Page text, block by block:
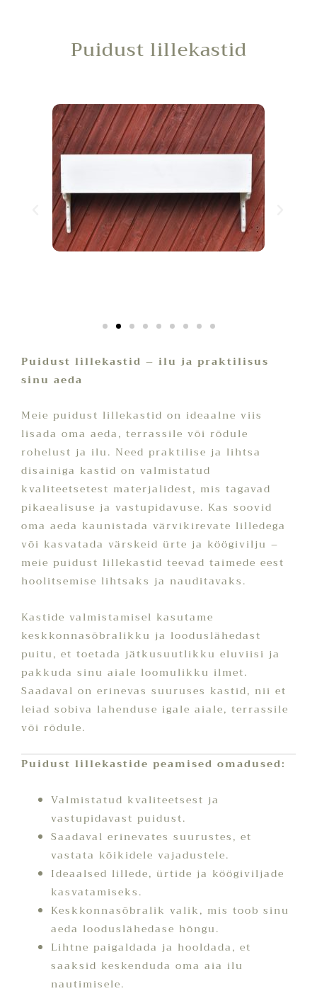
Puidust lillekastid
Puidust lillekastid – ilu ja praktilisus
sinu aeda
Meie puidust lillekastid on ideaalne viis
lisada oma aeda, terrassile või rõdule
rohelust ja ilu. Need praktilise ja lihtsa
disainiga kastid on valmistatud
kvaliteetsetest materjalidest, mis tagavad
pikaealisuse ja vastupidavuse. Kas soovid
oma aeda kaunistada värvikirevate lilledega
või kasvatada värskeid ürte ja köögivilju –
meie puidust lillekastid teevad taimede eest
hoolitsemise lihtsaks ja nauditavaks.
Kastide valmistamisel kasutame
keskkonnasõbralikku ja looduslähedast
puitu, et toetada jätkusuutlikku eluviisi ja
pakkuda sinu aiale loomulikku ilmet.
Saadaval on erinevas suuruses kastid, nii et
leiad sobiva lahenduse igale aiale, terrassile
või rõdule.
Puidust lillekastide peamised omadused:
Valmistatud kvaliteetsest ja
vastupidavast puidust.
Saadaval erinevates suurustes, et
vastata kõikidele vajadustele.
Ideaalsed lillede, ürtide ja köögiviljade
kasvatamiseks.
Keskkonnasõbralik valik, mis toob sinu
aeda looduslähedase hõngu.
Lihtne paigaldada ja hooldada, et
saaksid keskenduda oma aia ilu
nautimisele.